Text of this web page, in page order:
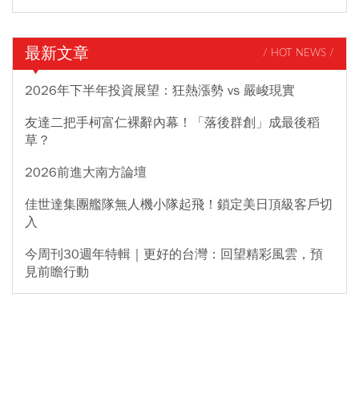
最新文章 / HOT NEWS /
2026年下半年投資展望：狂熱漲勢 vs 嚴峻現實
友達二把手柯富仁裸辭內幕！「落後群創」成最後稻
草？
2026前進大南方論壇
佳世達集團艦隊無人機小隊起飛！鎖定美日頂級客戶切
入
今周刊30週年特輯｜更好的台灣：回望精彩風雲，預
見前瞻行動